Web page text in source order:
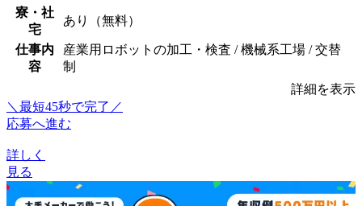
寮・社
宅
あり（無料）
仕事内
容
産業用ロボットの加工・検査 / 機械系工場 / 交替
制
詳細を表示
＼最短45秒で完了／
応募へ進む
詳しく
見る